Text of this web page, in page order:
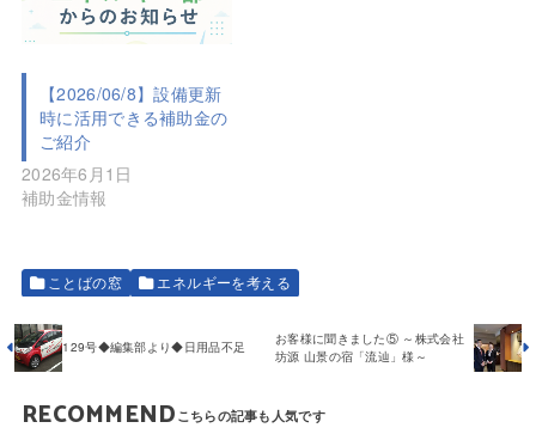
【2026/06/8】設備更新
時に活用できる補助金の
ご紹介
2026年6月1日
補助金情報
ことばの窓 エネルギーを考える
お客様に聞きました⑤ ～株式会社
坊源 山景の宿「流辿」様～
129号◆編集部より◆日用品不⾜
RECOMMEND